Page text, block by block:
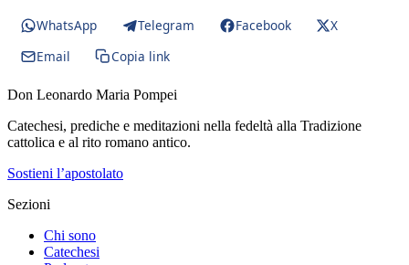
WhatsApp Telegram Facebook
X
Email
Copia link
Don Leonardo Maria Pompei
Catechesi, prediche e meditazioni nella fedeltà alla Tradizione
cattolica e al rito romano antico.
Sostieni l’apostolato
Sezioni
Chi sono
Catechesi